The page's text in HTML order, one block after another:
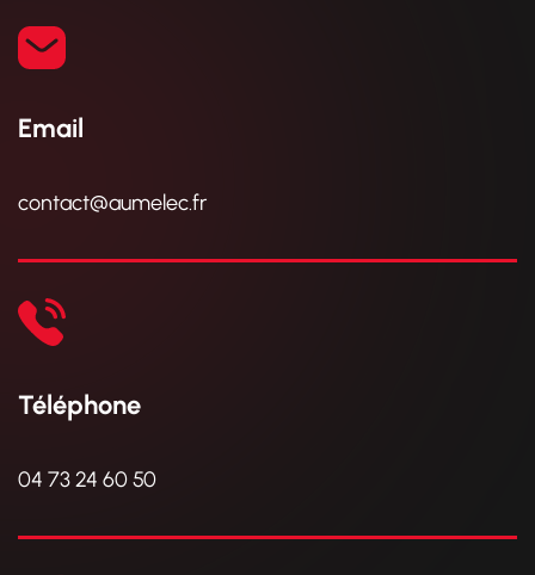
Email
contact@aumelec.fr
Téléphone
04 73 24 60 50